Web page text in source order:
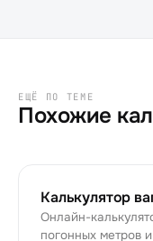
ЕЩЁ ПО ТЕМЕ
Похожие
Калькулятор
Онлайн-
погонных метров